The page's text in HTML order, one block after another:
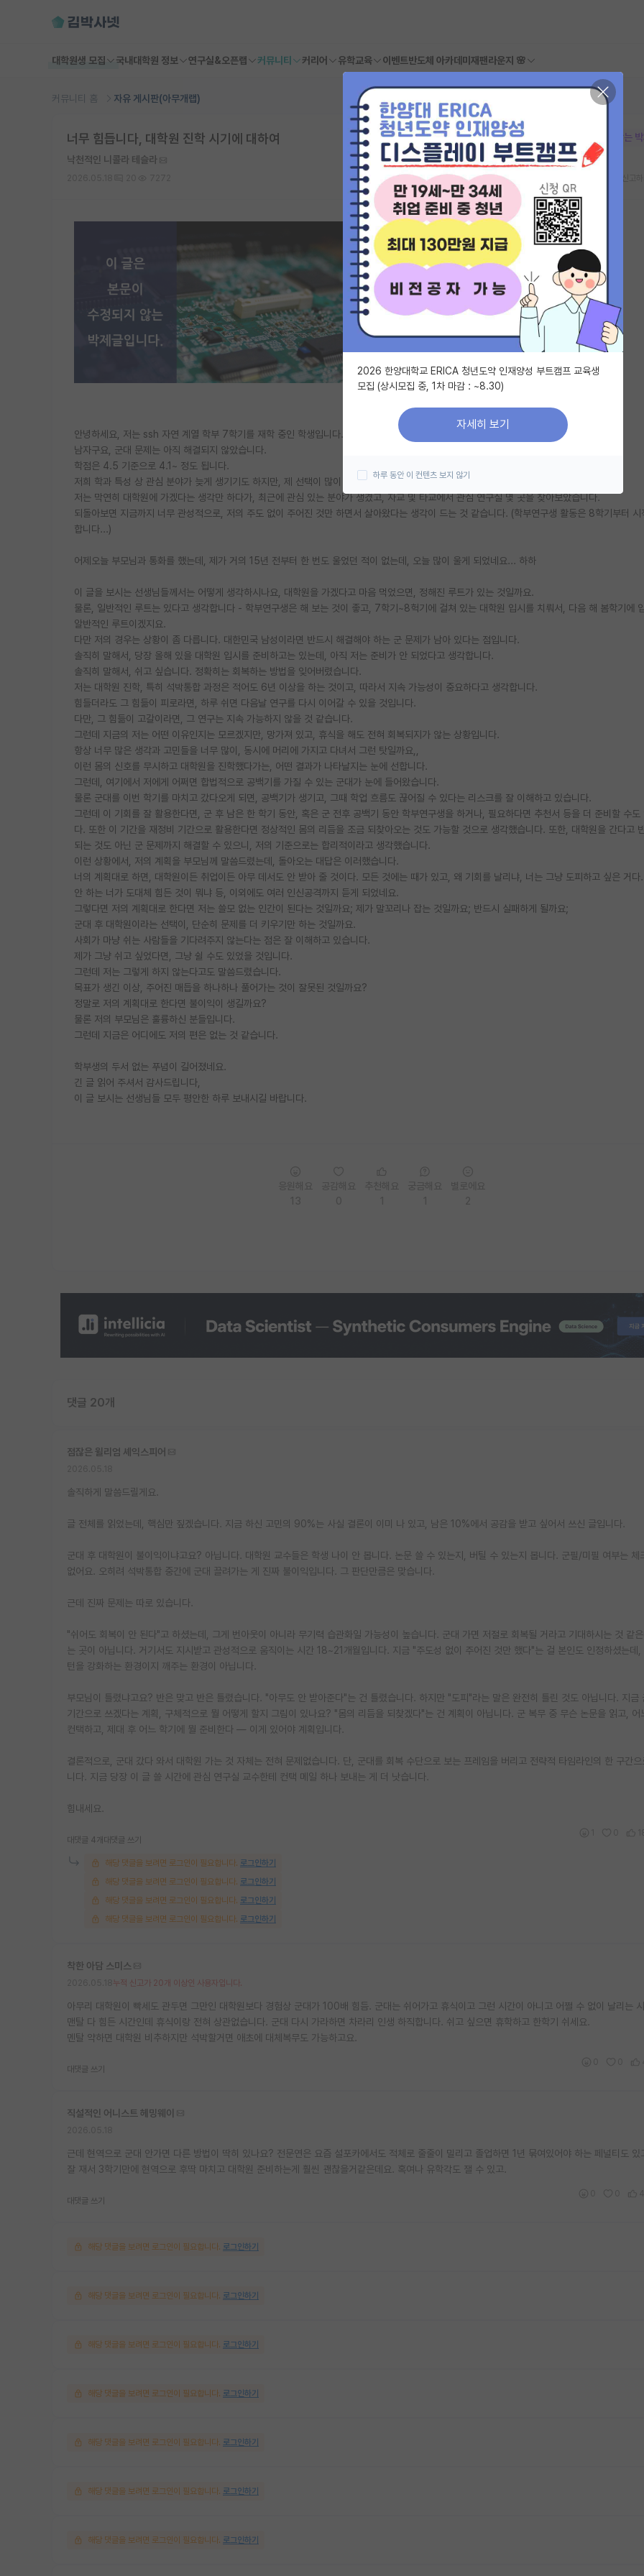
대학원생 모집 국내대학원 정보 연구실&오픈랩 커뮤니티 커리어 유학교육 이벤트반도체 아카데미 재팬라운지 🌸
커뮤니티 홈 자유 게시판(아무개랩)
본문이 수정되지 않는
너무 힘듭니다, 대학원 진학 시기에 대하여
낙천적인 니콜라 테슬라
안녕하세요, 저는 ssh 자연 계열 학부 7학기를 재학 중인 학생입니다.
남자구요, 군대 문제는 아직 해결되지 않았습니다.
학점은 4.5 기준으로 4.1~ 정도 됩니다.
저희 학과 특성 상 관심 분야가 늦게 생기기도 하지만, 제 선택이 많이 늦은 것은 사실입니다.
저는 막연히 대학원에 가겠다는 생각만 하다가, 최근에 관심 있는 분야가 생겼고, 자교 및 타교에서 관심 연구실 몇 곳을 찾아보았습니다.
되돌아보면 지금까지 너무 관성적으로, 저의 주도 없이 주어진 것만 하면서 살아왔다는 생각이 드는 것 같습니다. (학부연구생 활동은 8학기부터 시
합니다...)
어제오늘 부모님과 통화를 했는데, 제가 거의 15년 전부터 한 번도 울었던 적이 없는데, 오늘 많이 울게 되었네요... 하하
이 글을 보시는 선생님들께서는 어떻게 생각하시나요, 대학원을 가겠다고 마음 먹었으면, 정해진 루트가 있는 것일까요.
물론, 일반적인 루트는 있다고 생각합니다 - 학부연구생은 해 보는 것이 좋고, 7학기~8헉기에 걸쳐 있는 대학원 입시를 치뤄서, 다음 해 봄학기에
알반적인 루트이겠지요.
다만 저의 경우는 상황이 좀 다릅니다. 대한민국 남성이라면 반드시 해결해야 하는 군 문제가 남아 있다는 점입니다.
솔직히 말해서, 당장 올해 있을 대학원 입시를 준비하고는 있는데, 아직 저는 준비가 안 되었다고 생각합니다.
솔직히 말해서, 쉬고 싶습니다. 정확히는 회복하는 방법을 잊어버렸습니다.
저는 대학원 진학, 특히 석박통합 과정은 적어도 6년 이상을 하는 것이고, 따라서 지속 가능성이 중요하다고 생각합니다.
힘들더라도 그 힘듦이 피로라면, 하루 쉬면 다음날 연구를 다시 이어갈 수 있을 것입니다.
다만, 그 힘듦이 고갈이라면, 그 연구는 지속 가능하지 않을 것 같습니다.
그런데 지금의 저는 어떤 이유인지는 모르겠지만, 망가져 있고, 휴식을 해도 전혀 회복되지가 않는 상황입니다.
항상 너무 많은 생각과 고민들을 너무 많이, 동시에 머리에 가지고 다녀서 그런 탓일까요,,
이런 몸의 신호를 무시하고 대학원을 진학했다가는, 어떤 결과가 나타날지는 눈에 선합니다.
그런데, 여기에서 저에게 어쩌면 합법적으로 공백기를 가질 수 있는 군대가 눈에 들어왔습니다.
물론 군대를 이번 학기를 마치고 갔다오게 되면, 공백기가 생기고, 그때 학업 흐름도 끊어질 수 있다는 리스크를 잘 이해하고 있습니다.
그런데 이 기회를 잘 활용한다면, 군 후 남은 한 학기 동안, 혹은 군 전후 공백기 동안 학부연구생을 하거나, 필요하다면 추천서 등을 더 준비할 수도
다. 또한 이 기간을 재정비 기간으로 활용한다면 정상적인 몸의 리듬을 조금 되찾아오는 것도 가능할 것으로 생각했습니다. 또한, 대학원을 간다고
되는 것도 아닌 군 문제까지 해결할 수 있으니, 저의 기준으로는 합리적이라고 생각했습니다.
이런 상황에서, 저의 계획을 부모님께 말씀드렸는데, 돌아오는 대답은 이러했습니다.
너의 계획대로 하면, 대학원이든 취업이든 아무 데서도 안 받아 줄 것이다. 모든 것에는 때가 있고, 왜 기회를 날리냐, 너는 그냥 도피하고 싶은 거다
안 하는 너가 도대체 힘든 것이 뭐냐 등, 이외에도 여러 인신공격까지 듣게 되었네요.
그렇다면 저의 계획대로 한다면 저는 쓸모 없는 인간이 된다는 것일까요; 제가 말꼬리나 잡는 것일까요; 반드시 실패하게 될까요;
군대 후 대학원이라는 선택이, 단순히 문제를 더 키우기만 하는 것일까요.
사회가 마냥 쉬는 사람들을 기다려주지 않는다는 점은 잘 이해하고 있습니다.
제가 그냥 쉬고 싶었다면, 그냥 쉴 수도 있었을 것입니다.
그런데 저는 그렇게 하지 않는다고도 말씀드렸습니다.
목표가 생긴 이상, 주어진 매듭을 하나하나 풀어가는 것이 잘못된 것일까요?
정말로 저의 계획대로 한다면 불이익이 생길까요?
물론 저의 부모님은 훌륭하신 분들입니다.
그런데 지금은 어디에도 저의 편은 없는 것 같습니다.
학부생의 두서 없는 푸념이 길어졌네요.
긴 글 읽어 주셔서 감사드립니다,
이 글 보시는 선생님들 모두 평안한 하루 보내시길 바랍니다.
댓글 20개
점잖은 윌리엄 셰익스피어
솔직하게 말씀드릴게요.
글 전체를 읽었는데, 핵심만 짚겠습니다. 지금 하신 고민의 90%는 사실 결론이 이미 나 있고, 남은 10%에서 공감을 받고 싶어서 쓰신 글입니다.
군대 후 대학원이 불이익이냐고요? 아닙니다. 대학원 교수들은 학생 나이 안 봅니다. 논문 쓸 수 있는지, 버틸 수 있는지 봅니다. 군필/미필 여부는 체
없어요. 오히려 석박통합 중간에 군대 끌려가는 게 진짜 불이익입니다. 그 판단만큼은 맞습니다.
근데 진짜 문제는 따로 있습니다.
"쉬어도 회복이 안 된다"고 하셨는데, 그게 번아웃이 아니라 무기력 습관화일 가능성이 높습니다. 군대 가면 저절로 회복될 거라고 기대하시는 것 같은
는 곳이 아닙니다. 거기서도 지시받고 관성적으로 움직이는 시간 18~21개월입니다. 지금 "주도성 없이 주어진 것만 했다"는 걸 본인도 인정하셨는데,
턴을 강화하는 환경이지 깨주는 환경이 아닙니다.
부모님이 틀렸냐고요? 반은 맞고 반은 틀렸습니다. "아무도 안 받아준다"는 건 틀렸습니다. 하지만 "도피"라는 말은 완전히 틀린 것도 아닙니다. 지금
기간으로 쓰겠다는 계획, 구체적으로 뭘 어떻게 할지 그림이 있나요? "몸의 리듬을 되찾겠다"는 건 계획이 아닙니다. 군 복무 중 무슨 논문을 읽고, 어
컨택하고, 제대 후 어느 학기에 뭘 준비한다 — 이게 있어야 계획입니다.
결론적으로, 군대 갔다 와서 대학원 가는 것 자체는 전혀 문제없습니다. 단, 군대를 회복 수단으로 보는 프레임을 버리고 전략적 타임라인의 한 구간
니다. 지금 당장 이 글 쓸 시간에 관심 연구실 교수한테 컨택 메일 하나 보내는 게 더 낫습니다.
힘내세요.
대댓글 4개 대댓글 쓰기
해당 댓글을 보려면 로그인이 필요합니다. 로그인하기
해당 댓글을 보려면 로그인이 필요합니다. 로그인하기
해당 댓글을 보려면 로그인이 필요합니다. 로그인하기
해당 댓글을 보려면 로그인이 필요합니다. 로그인하기
착한 아담 스미스
누적 신고가 20개 이상인 사용자입니다.
아무리 대학원이 빡세도 관두면 그만인 대학원보다 경험상 군대가 100배 힘듬. 군대는 쉬어가고 휴식이고 그런 시간이 아니고 어쩔 수 없이 날리는
맨탈 다 힘든 시간인데 휴식이랑 전혀 상관없습니다. 군대 다시 가라하면 차라리 인생 하직합니다. 쉬고 싶으면 휴학하고 한학기 쉬세요.
멘탈 약하면 대학원 비추하지만 석박할거면 애초에 대체복무도 가능하고요.
대댓글 쓰기
직설적인 어니스트 헤밍웨이
근데 현역으로 군대 안가면 다른 방법이 딱히 있나요? 전문연은 요즘 설포카에서도 적체로 줄줄이 밀리고 졸업하면 1년 묶여있어야 하는 페널티도 있
잘 재서 3학기만에 현역으로 후딱 마치고 대학원 준비하는게 훨씬 괜찮을거같은데요. 혹여나 유학각도 잴 수 있고.
대댓글 쓰기
해당 댓글을 보려면 로그인이 필요합니다. 로그인하기
해당 댓글을 보려면 로그인이 필요합니다. 로그인하기
해당 댓글을 보려면 로그인이 필요합니다. 로그인하기
해당 댓글을 보려면 로그인이 필요합니다. 로그인하기
해당 댓글을 보려면 로그인이 필요합니다. 로그인하기
해당 댓글을 보려면 로그인이 필요합니다. 로그인하기
해당 댓글을 보려면 로그인이 필요합니다. 로그인하기
2026 한양대학교 ERICA 청년도약 인재양성 부트캠프 교육생
모집 (상시모집 중, 1차 마감 : ~8.30)
자세히 보기
하루 동안 이 컨텐츠 보지 않기